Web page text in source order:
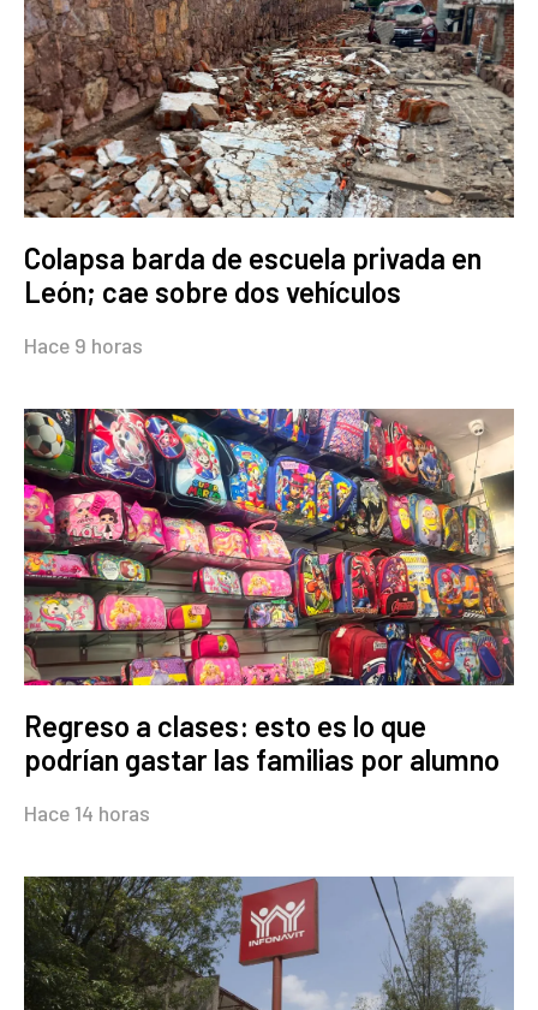
Colapsa barda de escuela privada en
León; cae sobre dos vehículos
Hace 9 horas
Regreso a clases: esto es lo que
podrían gastar las familias por alumno
Hace 14 horas